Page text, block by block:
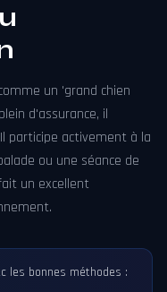
un 'grand chien
d'assurance, il
participe activement à la
ou une séance de
un excellent
les bonnes méthodes :